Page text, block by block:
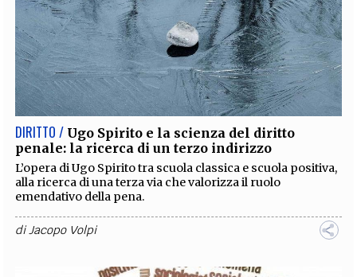
DIRITTO / Ugo Spirito e la scienza del diritto
penale: la ricerca di un terzo indirizzo
L’opera di Ugo Spirito tra scuola classica e scuola positiva,
alla ricerca di una terza via che valorizza il ruolo
emendativo della pena.
di Jacopo Volpi